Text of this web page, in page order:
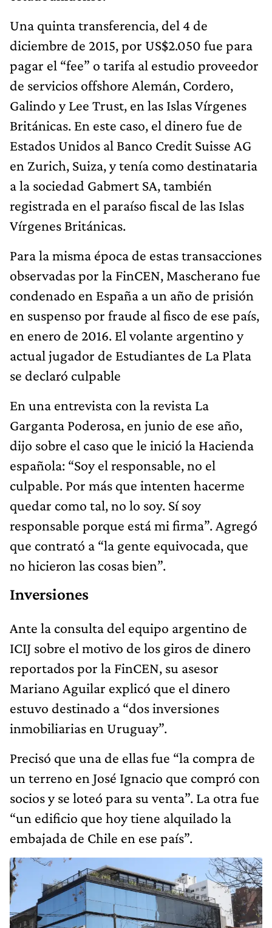
Una quinta transferencia, del 4 de
diciembre de 2015, por US$2.050 fue para
pagar el “fee” o tarifa al estudio proveedor
de servicios offshore Alemán, Cordero,
Galindo y Lee Trust, en las Islas Vírgenes
Británicas. En este caso, el dinero fue de
Estados Unidos al Banco Credit Suisse AG
en Zurich, Suiza, y tenía como destinataria
a la sociedad Gabmert SA, también
registrada en el paraíso fiscal de las Islas
Vírgenes Británicas.
Para la misma época de estas transacciones
observadas por la FinCEN, Mascherano fue
condenado en España a un año de prisión
en suspenso por fraude al fisco de ese país,
en enero de 2016. El volante argentino y
actual jugador de Estudiantes de La Plata
se declaró culpable
En una entrevista con la revista La
Garganta Poderosa, en junio de ese año,
dijo sobre el caso que le inició la Hacienda
española: “Soy el responsable, no el
culpable. Por más que intenten hacerme
quedar como tal, no lo soy. Sí soy
responsable porque está mi firma”. Agregó
que contrató a “la gente equivocada, que
no hicieron las cosas bien”.
Inversiones
Ante la consulta del equipo argentino de
ICIJ sobre el motivo de los giros de dinero
reportados por la FinCEN, su asesor
Mariano Aguilar explicó que el dinero
estuvo destinado a “dos inversiones
inmobiliarias en Uruguay”.
Precisó que una de ellas fue “la compra de
un terreno en José Ignacio que compró con
socios y se loteó para su venta”. La otra fue
“un edificio que hoy tiene alquilado la
embajada de Chile en ese país”.